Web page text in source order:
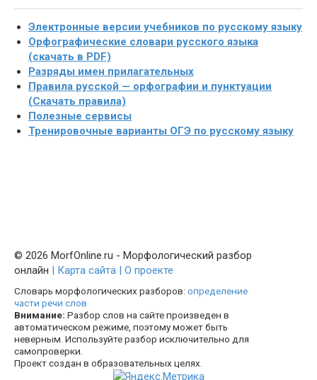
Электронные версии учебников по русскому языку
Орфографические словари русского языка
(скачать в PDF)
Разряды имен прилагательных
Правила русской — орфографии и пунктуации
(Скачать правила)
Полезные сервисы
Тренировочные варианты ОГЭ по русскому языку
© 2026 MorfOnline.ru - Морфологический разбор
онлайн | Карта сайта | О проекте
Словарь морфологических разборов: определение
части речи слов
Внимание: Разбор слов на сайте произведен в
автоматическом режиме, поэтому может быть
неверным. Используйте разбор исключительно для
самопроверки.
Проект создан в образовательных целях.